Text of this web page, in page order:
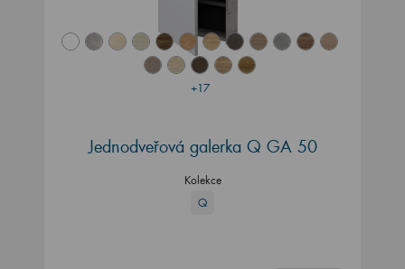
+17
Jednodveřová galerka Q GA 50
Kolekce
Q